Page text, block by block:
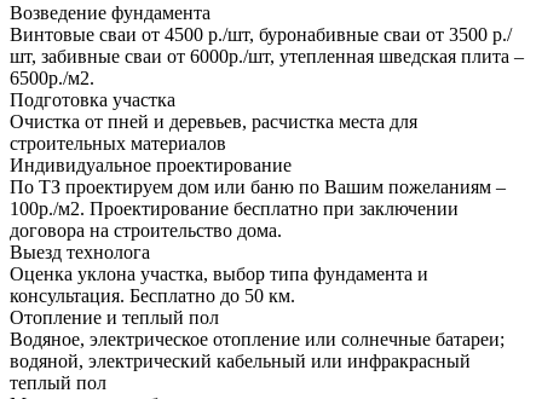
Возведение фундамента
Винтовые сваи от 4500 р./шт, буронабивные сваи от 3500 р./
шт, забивные сваи от 6000р./шт, утепленная шведская плита –
6500р./м2.
Подготовка участка
Очистка от пней и деревьев, расчистка места для
строительных материалов
Индивидуальное проектирование
По ТЗ проектируем дом или баню по Вашим пожеланиям –
100р./м2. Проектирование бесплатно при заключении
договора на строительство дома.
Выезд технолога
Оценка уклона участка, выбор типа фундамента и
консультация. Бесплатно до 50 км.
Отопление и теплый пол
Водяное, электрическое отопление или солнечные батареи;
водяной, электрический кабельный или инфракрасный
теплый пол